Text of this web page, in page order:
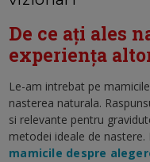
De ce ați ales
experiența
Le-am intrebat pe
nasterea naturala.
si relevante pentru
metodei ideale de nastere.
mamicile despre